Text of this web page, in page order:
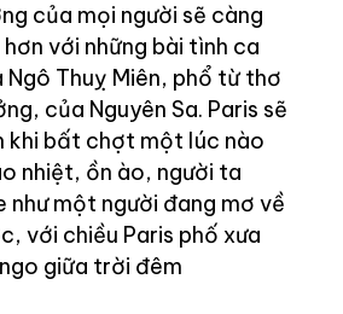
của mọi người sẽ càng
với những bài tình ca
Ngô Thuỵ Miên, phổ từ thơ
của Nguyên Sa. Paris sẽ
khi bất chợt một lúc nào
nhiệt, ồn ào, người ta
như một người đang mơ về
với chiều Paris phố xưa
giữa trời đêm